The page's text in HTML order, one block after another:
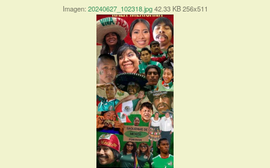
Imagen: 20240627_102318.jpg 42.33 KB 256x511